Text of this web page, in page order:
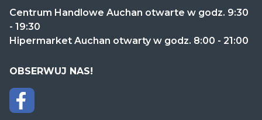
Centrum Handlowe Auchan otwarte w godz. 9:30
- 19:30
Hipermarket Auchan otwarty w godz. 8:00 - 21:00
OBSERWUJ NAS!